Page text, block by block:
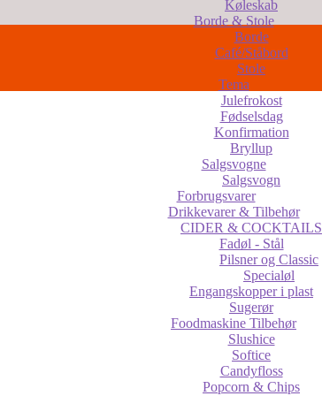
Køleskab
Borde & Stole
Borde
Café/Ståbord
Stole
Tema
Julefrokost
Fødselsdag
Konfirmation
Bryllup
Salgsvogne
Salgsvogn
Forbrugsvarer
Drikkevarer & Tilbehør
CIDER & COCKTAILS
Fadøl - Stål
Pilsner og Classic
Specialøl
Engangskopper i plast
Sugerør
Foodmaskine Tilbehør
Slushice
Softice
Candyfloss
Popcorn & Chips